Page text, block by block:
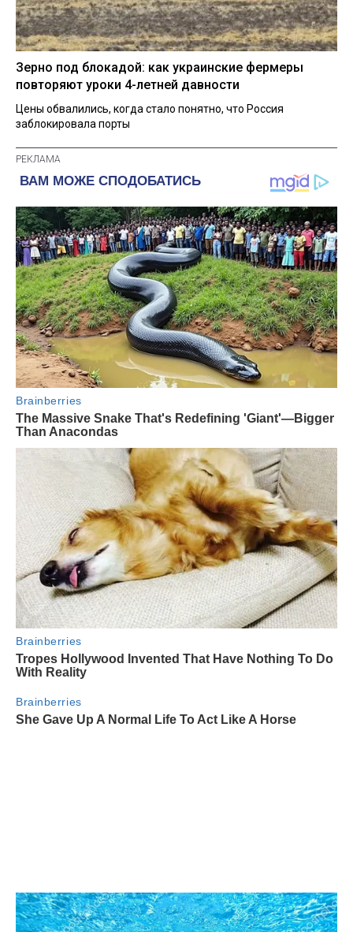
Зерно под блокадой: как украинские фермеры
повторяют уроки 4-летней давности
Цены обвалились, когда стало понятно, что Россия
заблокировала порты